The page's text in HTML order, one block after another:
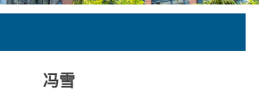
冯雪